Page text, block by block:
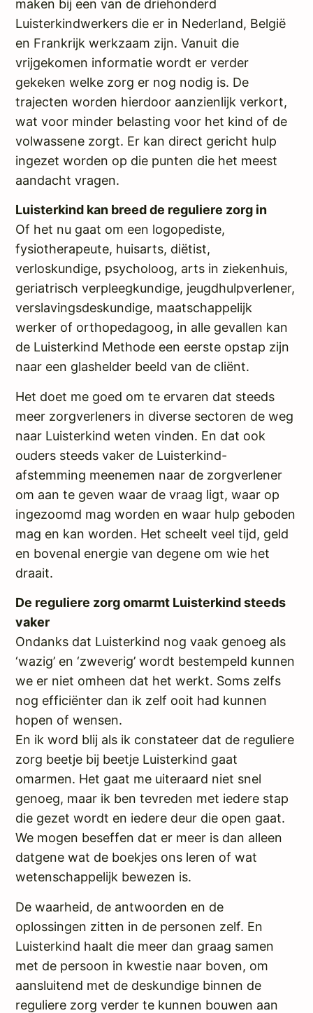
maken bij een van de driehonderd
Luisterkindwerkers die er in Nederland, België
en Frankrijk werkzaam zijn. Vanuit die
vrijgekomen informatie wordt er verder
gekeken welke zorg er nog nodig is. De
trajecten worden hierdoor aanzienlijk verkort,
wat voor minder belasting voor het kind of de
volwassene zorgt. Er kan direct gericht hulp
ingezet worden op die punten die het meest
aandacht vragen.
Luisterkind kan breed de reguliere zorg in
Of het nu gaat om een logopediste,
fysiotherapeute, huisarts, diëtist,
verloskundige, psycholoog, arts in ziekenhuis,
geriatrisch verpleegkundige, jeugdhulpverlener,
verslavingsdeskundige, maatschappelijk
werker of orthopedagoog, in alle gevallen kan
de Luisterkind Methode een eerste opstap zijn
naar een glashelder beeld van de cliënt.
Het doet me goed om te ervaren dat steeds
meer zorgverleners in diverse sectoren de weg
naar Luisterkind weten vinden. En dat ook
ouders steeds vaker de Luisterkind-
afstemming meenemen naar de zorgverlener
om aan te geven waar de vraag ligt, waar op
ingezoomd mag worden en waar hulp geboden
mag en kan worden. Het scheelt veel tijd, geld
en bovenal energie van degene om wie het
draait.
De reguliere zorg omarmt Luisterkind steeds
vaker
Ondanks dat Luisterkind nog vaak genoeg als
‘wazig’ en ‘zweverig’ wordt bestempeld kunnen
we er niet omheen dat het werkt. Soms zelfs
nog efficiënter dan ik zelf ooit had kunnen
hopen of wensen.
En ik word blij als ik constateer dat de reguliere
zorg beetje bij beetje Luisterkind gaat
omarmen. Het gaat me uiteraard niet snel
genoeg, maar ik ben tevreden met iedere stap
die gezet wordt en iedere deur die open gaat.
We mogen beseffen dat er meer is dan alleen
datgene wat de boekjes ons leren of wat
wetenschappelijk bewezen is.
De waarheid, de antwoorden en de
oplossingen zitten in de personen zelf. En
Luisterkind haalt die meer dan graag samen
met de persoon in kwestie naar boven, om
aansluitend met de deskundige binnen de
reguliere zorg verder te kunnen bouwen aan